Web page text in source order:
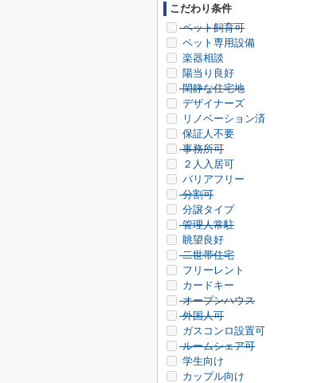
こだわり条件
ペット飼育可
ペット専用設備
楽器相談
陽当り良好
閑静な住宅地
デザイナーズ
リノベーション済
保証人不要
事務所可
２人入居可
バリアフリー
分割可
分譲タイプ
管理人常駐
眺望良好
二世帯住宅
フリーレント
カードキー
オープンハウス
外国人可
ガスコンロ設置可
ルームシェア可
学生向け
カップル向け